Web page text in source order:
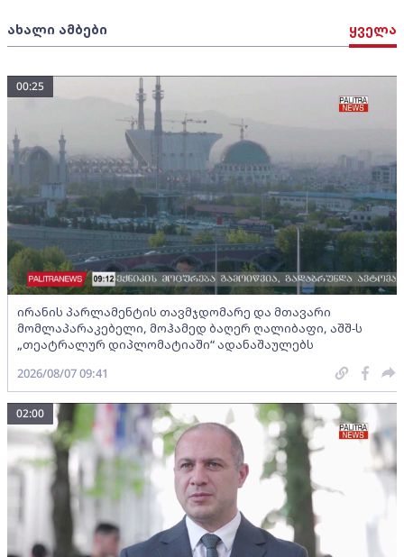
ახალი ამბები ყველა
ირანის პარლამენტის თავმჯდომარე და მთავარი
მომლაპარაკებელი, მოჰამედ ბაღერ ღალიბაფი, აშშ-ს
„თეატრალურ დიპლომატიაში“ ადანაშაულებს
00:25
2026/08/07 09:41
02:00